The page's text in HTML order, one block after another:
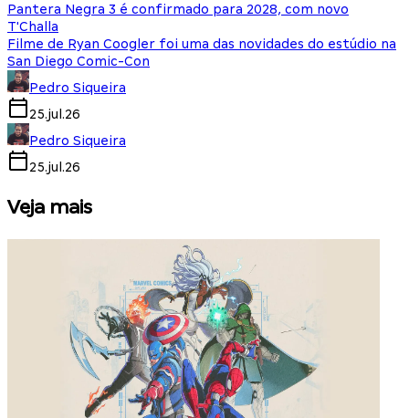
Pantera Negra 3 é confirmado para 2028, com novo
T'Challa
Filme de Ryan Coogler foi uma das novidades do estúdio na
San Diego Comic-Con
Pedro Siqueira
25.jul.26
Pedro Siqueira
25.jul.26
Veja mais